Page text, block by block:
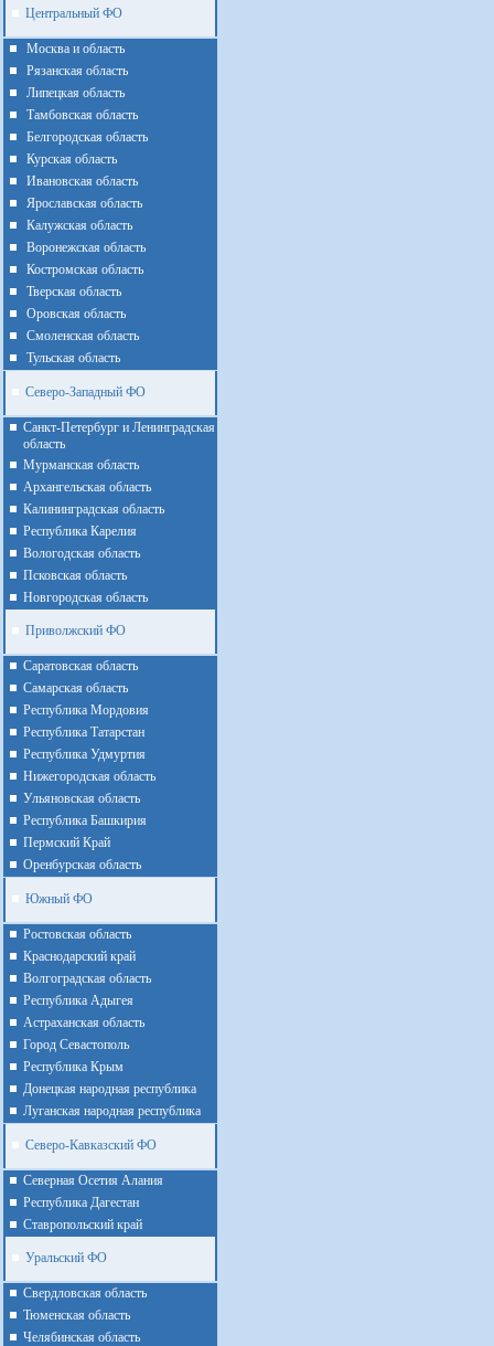
Центральный ФО
Москва и область
Рязанская область
Липецкая область
Тамбовская область
Белгородская область
Курская область
Ивановская область
Ярославская область
Калужская область
Воронежская область
Костромская область
Тверская область
Оровская область
Смоленская область
Тульская область
Северо-Западный ФО
Санкт-Петербург и Ленинградская
область
Мурманская область
Архангельская область
Калининградская область
Республика Карелия
Вологодская область
Псковская область
Новгородская область
Приволжский ФО
Cаратовская область
Cамарская область
Республика Мордовия
Республика Татарстан
Республика Удмуртия
Нижегородская область
Ульяновская область
Республика Башкирия
Пермский Край
Оренбурская область
Южный ФО
Ростовская область
Краснодарский край
Волгоградская область
Республика Адыгея
Астраханская область
Город Севастополь
Республика Крым
Донецкая народная республика
Луганская народная республика
Северо-Кавказский ФО
Северная Осетия Алания
Республика Дагестан
Ставропольский край
Уральский ФО
Cвердловская область
Тюменская область
Челябинская область